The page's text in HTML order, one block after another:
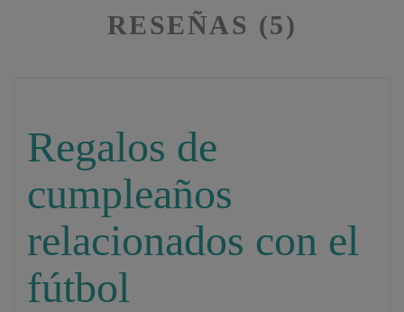
RESEÑAS (5)
Regalos de
cumpleaños
relacionados con el
fútbol